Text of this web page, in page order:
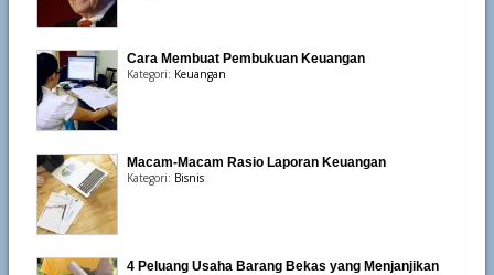
Cara Membuat Pembukuan Keuangan
Kategori: Keuangan
Macam-Macam Rasio Laporan Keuangan
Kategori: Bisnis
4 Peluang Usaha Barang Bekas yang Menjanjikan